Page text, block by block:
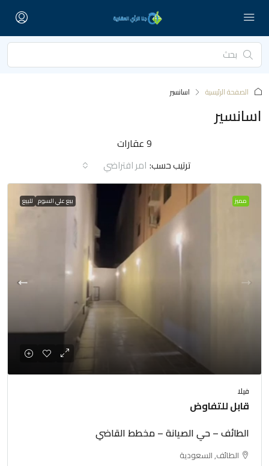
الصفحة الرئيسية اسانسير
اسانسير
9 عقارات
ترتيب حسب: امر افتراضي
مميز بيع علي السوم للبيع
فيلا
قابل للتفاوض
الطائف – حي الصيانة – مخطط القاضي
الطائف, السعودية